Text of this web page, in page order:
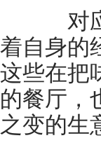
对应
着自身的
这些在把
的餐厅，
之变的生